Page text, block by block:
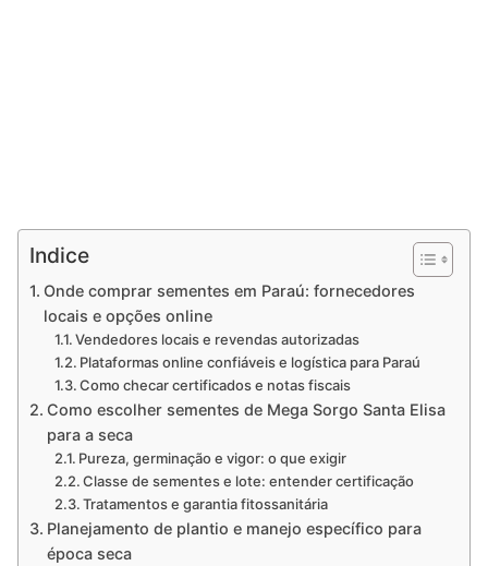
Indice
Onde comprar sementes em Paraú: fornecedores
locais e opções online
Vendedores locais e revendas autorizadas
Plataformas online confiáveis e logística para Paraú
Como checar certificados e notas fiscais
Como escolher sementes de Mega Sorgo Santa Elisa
para a seca
Pureza, germinação e vigor: o que exigir
Classe de sementes e lote: entender certificação
Tratamentos e garantia fitossanitária
Planejamento de plantio e manejo específico para
época seca